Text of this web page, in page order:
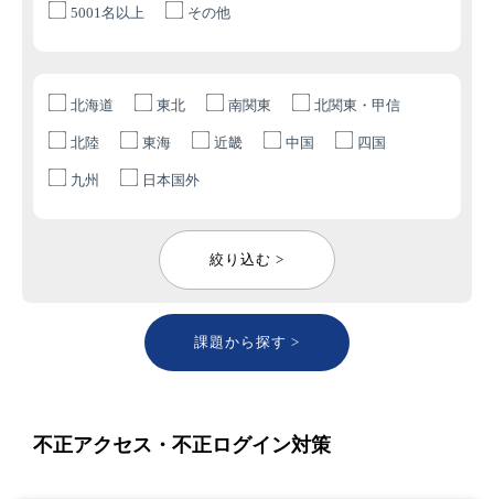
5001名以上 その他
北海道 東北 南関東 北関東・甲信
北陸 東海 近畿 中国 四国
九州 日本国外
絞り込む >
課題から探す >
不正アクセス・不正ログイン対策